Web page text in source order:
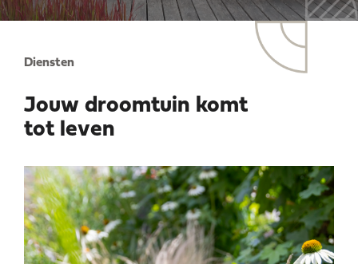
Diensten
Jouw droomtuin komt
tot leven